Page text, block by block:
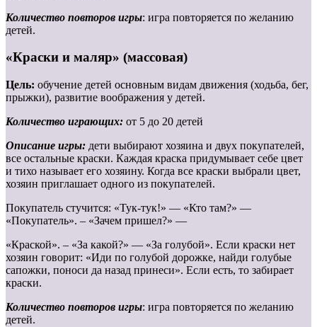
Количество повторов игры: игра повторяется по желанию
детей.
«Краски и маляр» (массовая)
Цель: обучение детей основным видам движения (ходьба, бег,
прыжки), развитие воображения у детей.
Количество играющих: от 5 до 20 детей
Описание игры: дети выбирают хозяина и двух покупателей,
все остальные краски. Каждая краска придумывает себе цвет
и тихо называет его хозяину. Когда все краски выбрали цвет,
хозяин приглашает одного из покупателей.
Покупатель стучится: «Тук-тук!» — «Кто там?» —
«Покупатель». – «Зачем пришел?» —
«Краской». – «За какой?» — «За голубой». Если краски нет
хозяин говорит: «Иди по голубой дорожке, найди голубые
сапожки, поноси да назад принеси». Если есть, то забирает
краски.
Количество повторов игры: игра повторяется по желанию
детей.